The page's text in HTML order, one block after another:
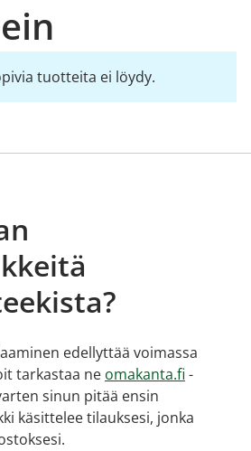
tuotteita ei löydy.
edellyttää voimassa
tarkastaa ne omakanta.fi -
sinun pitää ensin
käsittelee tilauksesi, jonka